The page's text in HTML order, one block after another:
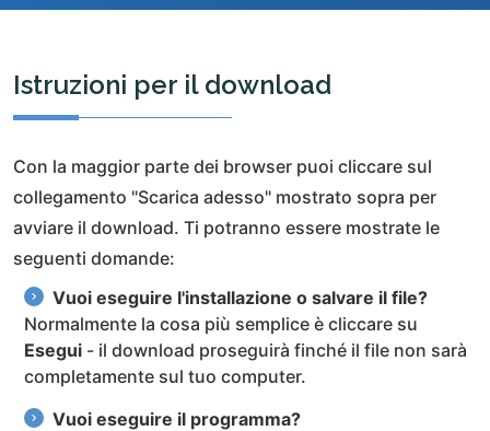
Istruzioni per il download
Con la maggior parte dei browser puoi cliccare sul
collegamento "Scarica adesso" mostrato sopra per
avviare il download. Ti potranno essere mostrate le
seguenti domande:
Vuoi eseguire l'installazione o salvare il file?
Normalmente la cosa più semplice è cliccare su
Esegui - il download proseguirà finché il file non sarà
completamente sul tuo computer.
Vuoi eseguire il programma?